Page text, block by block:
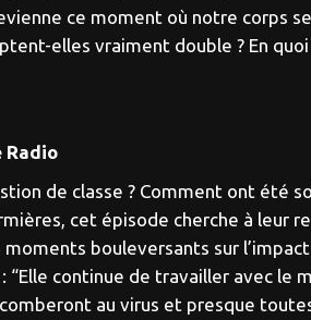
ce moment où notre corps se
elles vraiment double ? En
Radio
de classe ? Comment ont été
cet épisode cherche à leur
bouleversants sur
“Elle continue de travailler avec le
au virus et presque